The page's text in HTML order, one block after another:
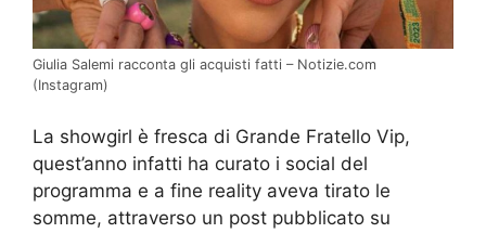
Giulia Salemi racconta gli acquisti fatti – Notizie.com
(Instagram)
La showgirl è fresca di Grande Fratello Vip,
quest’anno infatti ha curato i social del
programma e a fine reality aveva tirato le
somme, attraverso un post pubblicato su